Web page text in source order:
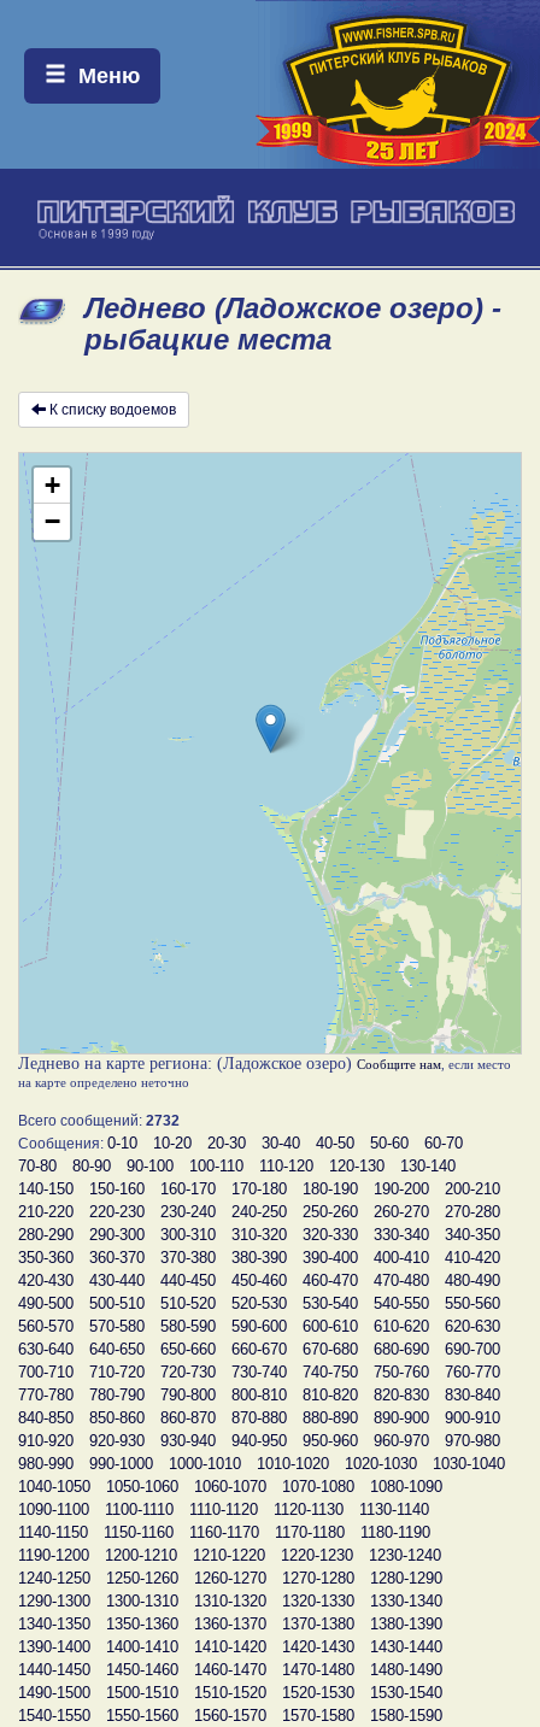
Меню:
Меню
Леднево (Ладожское озеро) -
рыбацкие места
К списку водоемов
+
−
Леднево на карте региона: (Ладожское озеро) Сообщите нам , если место
на карте определено неточно
Всего сообщений: 2732
Сообщения: 0-10 10-20 20-30 30-40 40-50 50-60
60-70
70-80
80-90 90-100 100-110 110-120 120-130
130-140
140-150
150-160 160-170 170-180 180-190 190-200
200-210
210-220
220-230 230-240 240-250 250-260 260-270
270-280
280-290
290-300 300-310 310-320 320-330 330-340
340-350
350-360
360-370 370-380 380-390 390-400 400-410
410-420
420-430
430-440 440-450 450-460 460-470 470-480
480-490
490-500
500-510 510-520 520-530 530-540 540-550
550-560
560-570
570-580 580-590 590-600 600-610 610-620
620-630
630-640
640-650 650-660 660-670 670-680 680-690
690-700
700-710
710-720 720-730 730-740 740-750 750-760
760-770
770-780
780-790 790-800 800-810 810-820 820-830
830-840
840-850
850-860 860-870 870-880 880-890 890-900
900-910
910-920
920-930 930-940 940-950 950-960 960-970
970-980
980-990
990-1000 1000-1010 1010-1020 1020-1030
1030-1040
1040-1050
1050-1060 1060-1070 1070-1080
1080-1090
1090-1100
1100-1110 1110-1120 1120-1130
1130-1140
1140-1150
1150-1160 1160-1170 1170-1180
1180-1190
1190-1200
1200-1210 1210-1220 1220-1230
1230-1240
1240-1250
1250-1260 1260-1270 1270-1280
1280-1290
1290-1300
1300-1310 1310-1320 1320-1330
1330-1340
1340-1350
1350-1360 1360-1370 1370-1380
1380-1390
1390-1400
1400-1410 1410-1420 1420-1430
1430-1440
1440-1450
1450-1460 1460-1470 1470-1480
1480-1490
1490-1500
1500-1510 1510-1520 1520-1530
1530-1540
1540-1550
1550-1560 1560-1570 1570-1580
1580-1590